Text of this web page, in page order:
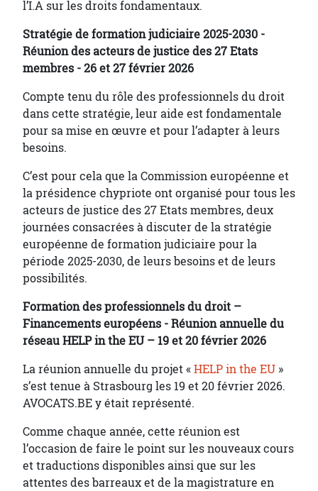
l’I.A sur les droits fondamentaux.
Stratégie de formation judiciaire 2025-2030 -
Réunion des acteurs de justice des 27 Etats
membres - 26 et 27 février 2026
Compte tenu du rôle des professionnels du droit
dans cette stratégie, leur aide est fondamentale
pour sa mise en œuvre et pour l’adapter à leurs
besoins.
C’est pour cela que la Commission européenne et
la présidence chypriote ont organisé pour tous les
acteurs de justice des 27 Etats membres, deux
journées consacrées à discuter de la stratégie
européenne de formation judiciaire pour la
période 2025-2030, de leurs besoins et de leurs
possibilités.
Formation des professionnels du droit –
Financements européens - Réunion annuelle du
réseau HELP in the EU – 19 et 20 février 2026
La réunion annuelle du projet «HELP in the EU »
s’est tenue à Strasbourg les 19 et 20 février 2026.
AVOCATS.BE y était représenté.
Comme chaque année, cette réunion est
l’occasion de faire le point sur les nouveaux cours
et traductions disponibles ainsi que sur les
attentes des barreaux et de la magistrature en